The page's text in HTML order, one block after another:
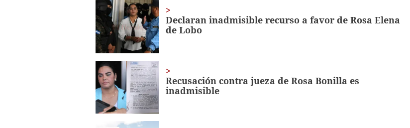
secondsVolume
0%
Declaran inadmisible recurso a favor de Rosa Elena
de Lobo
Recusación contra jueza de Rosa Bonilla es
inadmisible